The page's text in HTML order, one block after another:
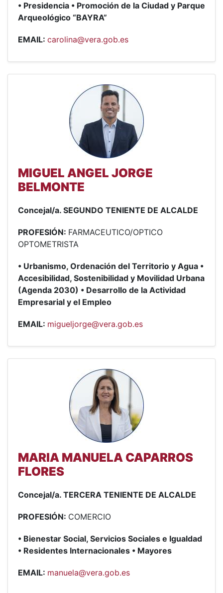
• Presidencia • Promoción de la Ciudad y Parque
Arqueológico “BAYRA”
EMAIL: carolina@vera.gob.es
MIGUEL ANGEL JORGE
BELMONTE
Concejal/a. SEGUNDO TENIENTE DE ALCALDE
PROFESIÓN: FARMACEUTICO/OPTICO
OPTOMETRISTA
• Urbanismo, Ordenación del Territorio y Agua •
Accesibilidad, Sostenibilidad y Movilidad Urbana
(Agenda 2030) • Desarrollo de la Actividad
Empresarial y el Empleo
EMAIL: migueljorge@vera.gob.es
MARIA MANUELA CAPARROS
FLORES
Concejal/a. TERCERA TENIENTE DE ALCALDE
PROFESIÓN: COMERCIO
• Bienestar Social, Servicios Sociales e Igualdad
• Residentes Internacionales • Mayores
EMAIL: manuela@vera.gob.es